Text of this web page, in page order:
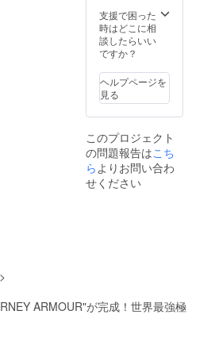
て頂き
ます。
※公序良
俗に反
する内
容はお
断りす
いま
す。 ※
内容に
は精査
を致し
ます。
でご了
承くだ
ご希望
の方
は、別
途ご相
談下さ
い。 そ
往復の
送料を
ご負担
頂きま
す。 ※
万が
一、本
負いか
ねま
す) ※モ
デル：
身長
171cm
63kg サ
W28着
用 製品
の返
品・交
換は1回
のみ受
付けま
途ご相
り返し
付け外
しをす
る事で
柔らか
くなっ
てきま
す。 (誰
エスト
部分を
引っ
張って
171cm
ず最初
に1度
洗って
から穿
さい。
新品の
場合、
ボタン
る工程
はかな
り苦し
いと思
います
る事で
つめで
穿きジ
ワを
しっか
たい方
は普段
通りの
サイズ
むこと
を考慮
して、
ある程
度の余
に1度
洗って
支援で困った
時はどこに相
談したらいい
ですか？
ヘルプページを
見る
このプロジェクト
の問題報告はこち
らよりお問い合わ
せください
>
ARMOUR"が完成！世界最強極